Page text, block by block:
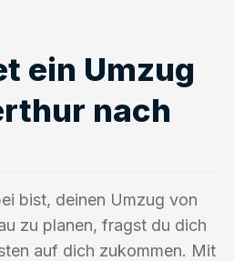
ein Umzug
nach
bist, deinen Umzug von
zu planen, fragst du dich
auf dich zukommen. Mit